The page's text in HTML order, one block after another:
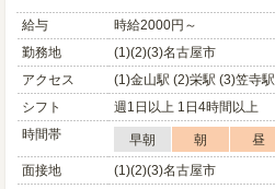
給与
時給2000円～
勤務地
(1)(2)(3)名古屋市
アクセス
(1)金山駅 (2)栄駅 (3)笠寺駅
シフト
週1日以上 1日4時間以上
時間帯
早朝 朝 昼
面接地
(1)(2)(3)名古屋市